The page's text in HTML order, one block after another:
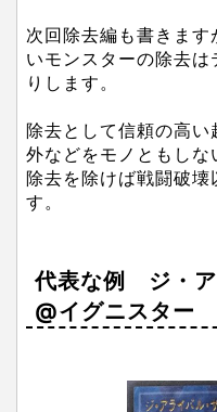
次回除去編も書きま
いモンスターの除去
りします。
除去として信頼の高
外などをモノともし
除去を除けば戦闘破
す。
代表な例 ジ・ア
@イグニスター